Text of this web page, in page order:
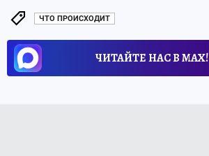
ЧТО ПРОИСХОДИТ
ЧИТАЙТЕ НАС В МАХ!